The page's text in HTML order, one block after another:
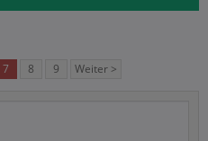
7 8 9 Weiter >